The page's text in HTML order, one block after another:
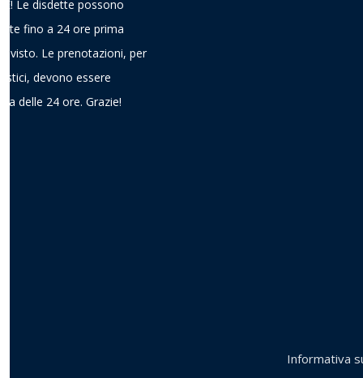
Le disdette possono
fino a 24 ore prima
Le prenotazioni, per
devono essere
delle 24 ore. Grazie!
Informativa